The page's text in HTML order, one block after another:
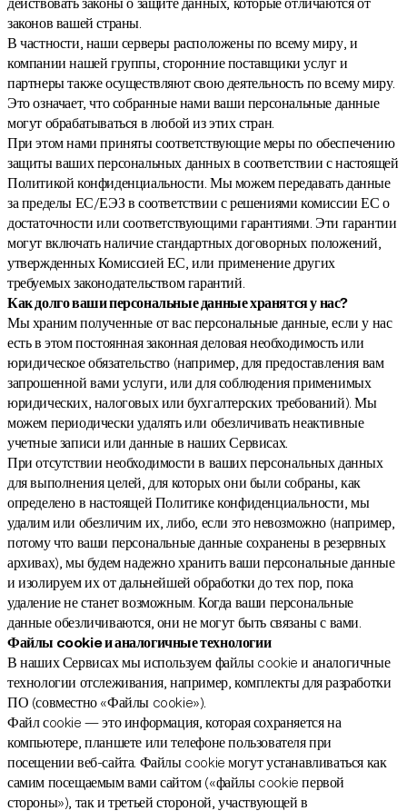
действовать законы о защите данных, которые отличаются от
законов вашей страны.
В частности, наши серверы расположены по всему миру, и
компании нашей группы, сторонние поставщики услуг и
партнеры также осуществляют свою деятельность по всему миру.
Это означает, что собранные нами ваши персональные данные
могут обрабатываться в любой из этих стран.
При этом нами приняты соответствующие меры по обеспечению
защиты ваших персональных данных в соответствии с настоящей
Политикой конфиденциальности. Мы можем передавать данные
за пределы ЕС/ЕЭЗ в соответствии с решениями комиссии ЕС о
достаточности или соответствующими гарантиями. Эти гарантии
могут включать наличие стандартных договорных положений,
утвержденных Комиссией ЕС, или применение других
требуемых законодательством гарантий.
Как долго ваши персональные данные хранятся у нас?
Мы храним полученные от вас персональные данные, если у нас
есть в этом постоянная законная деловая необходимость или
юридическое обязательство (например, для предоставления вам
запрошенной вами услуги, или для соблюдения применимых
юридических, налоговых или бухгалтерских требований). Мы
можем периодически удалять или обезличивать неактивные
учетные записи или данные в наших Сервисах.
При отсутствии необходимости в ваших персональных данных
для выполнения целей, для которых они были собраны, как
определено в настоящей Политике конфиденциальности, мы
удалим или обезличим их, либо, если это невозможно (например,
потому что ваши персональные данные сохранены в резервных
архивах), мы будем надежно хранить ваши персональные данные
и изолируем их от дальнейшей обработки до тех пор, пока
удаление не станет возможным. Когда ваши персональные
данные обезличиваются, они не могут быть связаны с вами.
Файлы cookie и аналогичные технологии
В наших Сервисах мы используем файлы cookie и аналогичные
технологии отслеживания, например, комплекты для разработки
ПО (совместно «Файлы cookie»).
Файл сookie — это информация, которая сохраняется на
компьютере, планшете или телефоне пользователя при
посещении веб-сайта. Файлы cookie могут устанавливаться как
самим посещаемым вами сайтом («файлы cookie первой
стороны»), так и третьей стороной, участвующей в